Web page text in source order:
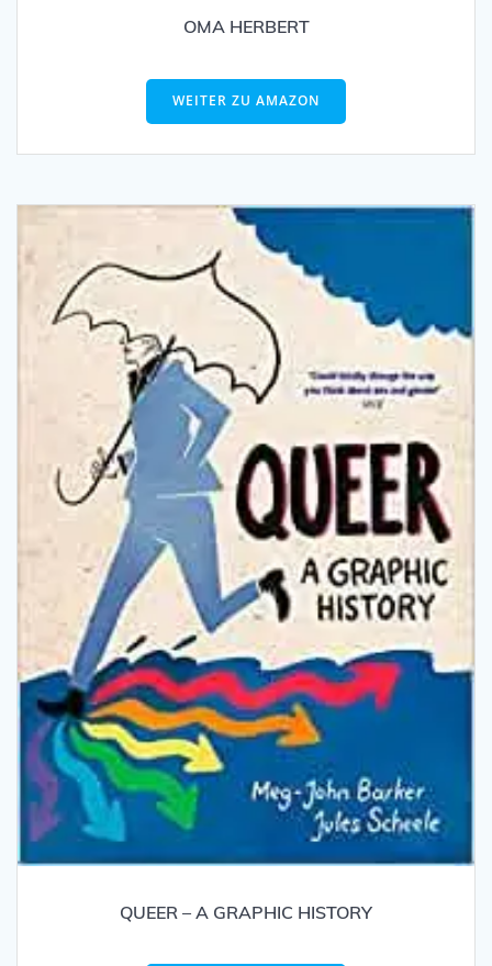
OMA HERBERT
WEITER ZU AMAZON
QUEER – A GRAPHIC HISTORY